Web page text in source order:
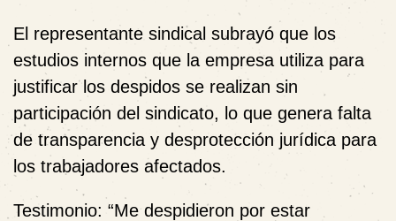
El representante sindical subrayó que los
estudios internos que la empresa utiliza para
justificar los despidos se realizan sin
participación del sindicato, lo que genera falta
de transparencia y desprotección jurídica para
los trabajadores afectados.
Testimonio: “Me despidieron por estar